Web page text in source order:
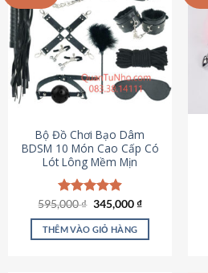
biến
thể.
Các
tùy
chọn
có
chọn
trên
trang
sản
phẩm
Bộ Đồ Chơi Bạo Dâm
BDSM 10 Món Cao Cấp Có
Lót Lông Mềm Mịn
Được xếp
hạng4.88
5 sao
595,000₫ Giá
là:
595,000 ₫.
345,000₫Giá
tại
THÊM VÀO GIỎ HÀNG